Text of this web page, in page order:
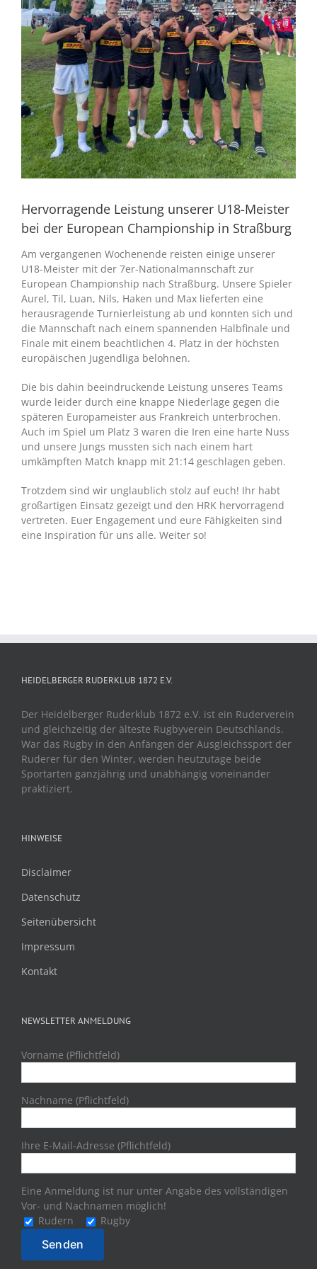
Hervorragende Leistung unserer U18-Meister
bei der European Championship in Straßburg
Am vergangenen Wochenende reisten einige unserer
U18-Meister mit der 7er-Nationalmannschaft zur
European Championship nach Straßburg. Unsere Spieler
Aurel, Til, Luan, Nils, Haken und Max lieferten eine
herausragende Turnierleistung ab und konnten sich und
die Mannschaft nach einem spannenden Halbfinale und
Finale mit einem beachtlichen 4. Platz in der höchsten
europäischen Jugendliga belohnen.
Die bis dahin beeindruckende Leistung unseres Teams
wurde leider durch eine knappe Niederlage gegen die
späteren Europameister aus Frankreich unterbrochen.
Auch im Spiel um Platz 3 waren die Iren eine harte Nuss
und unsere Jungs mussten sich nach einem hart
umkämpften Match knapp mit 21:14 geschlagen geben.
Trotzdem sind wir unglaublich stolz auf euch! Ihr habt
großartigen Einsatz gezeigt und den HRK hervorragend
vertreten. Euer Engagement und eure Fähigkeiten sind
eine Inspiration für uns alle. Weiter so!
HEIDELBERGER RUDERKLUB 1872 E.V.
Der Heidelberger Ruderklub 1872 e.V. ist ein Ruderverein
und gleichzeitig der älteste Rugbyverein Deutschlands.
War das Rugby in den Anfängen der Ausgleichssport der
Ruderer für den Winter, werden heutzutage beide
Sportarten ganzjährig und unabhängig voneinander
praktiziert.
HINWEISE
Disclaimer
Datenschutz
Seitenübersicht
Impressum
Kontakt
NEWSLETTER ANMELDUNG
Vorname (Pflichtfeld)
Nachname (Pflichtfeld)
Ihre E-Mail-Adresse (Pflichtfeld)
Eine Anmeldung ist nur unter Angabe des vollständigen
Vor- und Nachnamen möglich!
Rudern
Rugby